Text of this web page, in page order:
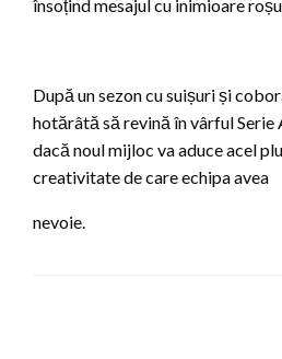
însoțind mesajul cu inimioare
După un sezon cu suișuri și
hotărâtă să revină în vârful Serie
dacă noul mijloc va aduce acel
creativitate de care echipa avea
nevoie.